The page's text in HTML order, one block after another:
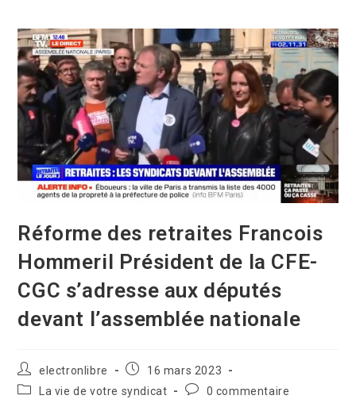
Réforme des retraites Francois
Hommeril Président de la CFE-
CGC s’adresse aux députés
devant l’assemblée nationale
electronlibre
16 mars 2023
La vie de votre syndicat
0 commentaire